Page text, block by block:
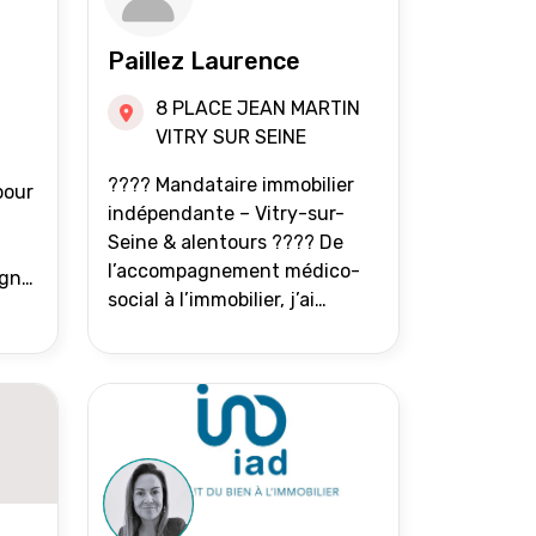
Paillez Laurence
8 PLACE JEAN MARTIN
VITRY SUR SEINE
???? Mandataire immobilier
indépendante – Vitry-sur-
Seine & alentours ???? De
l’accompagnement médico-
social à l’immobilier, j’ai
gens à avancer sereinement.
Aujourd’hui, j’accompagne
mes clients avec franchise,
écoute et énergie pour
vendre ou acheter leur bien
immobilier. ???? 300 familles
accompagnées en 8 ans, 90 %